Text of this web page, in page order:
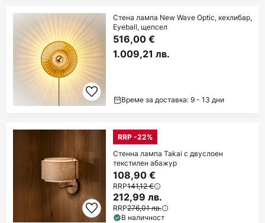
Стена лампа New Wave Optic, кехлибар,
Eyeball, щепсел
516,00 €
1.009,21 лв.
Време за доставка: 9 - 13 дни
RRP -22%
Стенна лампа Takai с двуслоен
текстилен абажур
108,90 €
RRP141,12 €
212,99 лв.
RRP276,01 лв.
В наличност